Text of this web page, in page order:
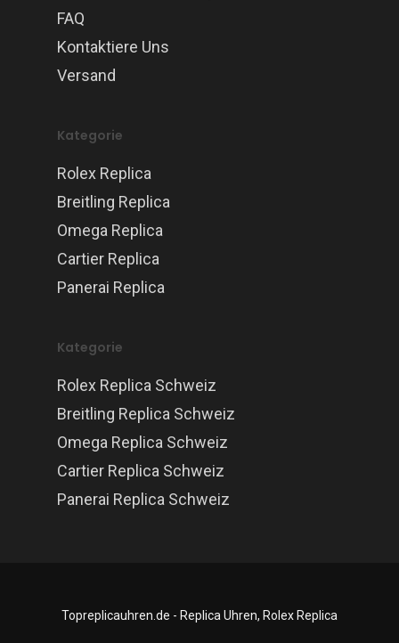
FAQ
Kontaktiere Uns
Versand
Kategorie
Rolex Replica
Breitling Replica
Omega Replica
Cartier Replica
Panerai Replica
Kategorie
Rolex Replica Schweiz
Breitling Replica Schweiz
Omega Replica Schweiz
Cartier Replica Schweiz
Panerai Replica Schweiz
Topreplicauhren.de - Replica Uhren, Rolex Replica